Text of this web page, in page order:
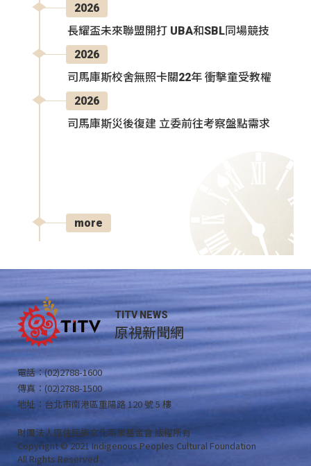
2026
長耀盃未來聯盟開打 UBA和SBL同場競技
2026
司馬庫斯校舍無照卡關22年 衝擊童受教權
2026
司馬庫斯災後復建 立委前往考察盤點需求
more
TITV NEWS
原視新聞網
電話：(02)2788-1600
傳真：(02)2788-1500
地址：台北市南港區重陽路 120 號 5 樓
財團法人原住民族文化事業基金會 版權所有
Copyright © 2021 Indigenous Peoples Cultural Foundation
All Rights Reserved .